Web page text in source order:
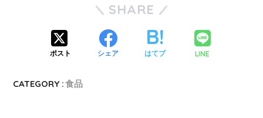
SHARE
ポスト シェア はてブ LINE
CATEGORY :食品